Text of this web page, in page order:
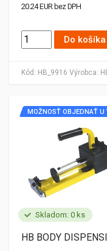
Kód: HB_9916 Výrobca:
20.24 EUR bez DPH
Do košíka
Skladom: 0 ks
MOŽNOSŤ OBJEDNAŤ U
HB BODY